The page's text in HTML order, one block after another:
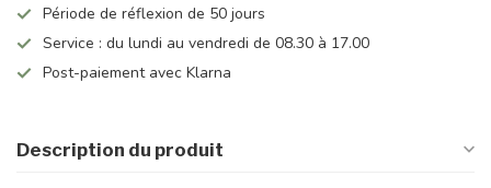
Période de réflexion de 50 jours
Service : du lundi au vendredi de 08.30 à 17.00
Post-paiement avec Klarna
Description du produit